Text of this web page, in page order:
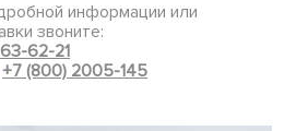
информации или
звоните:
62-21
+7 (800) 2005-145